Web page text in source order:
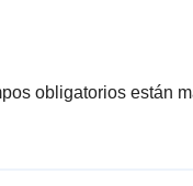
obligatorios están